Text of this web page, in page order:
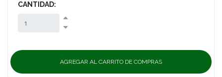
CANTIDAD: